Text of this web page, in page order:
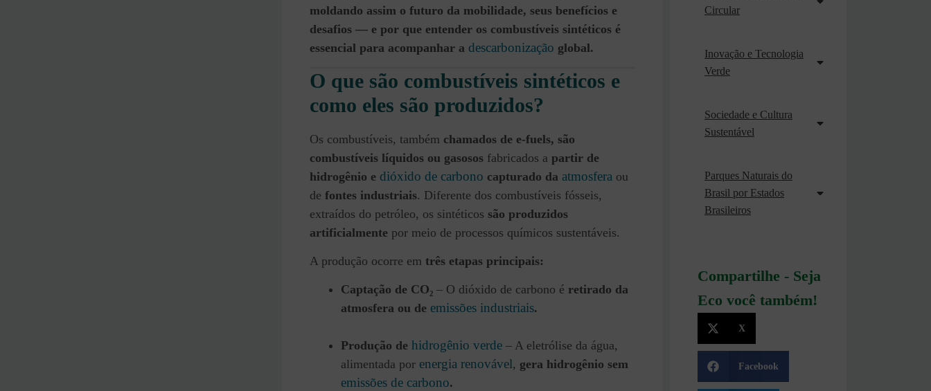
moldando assim o futuro da mobilidade, seus benefícios e
desafios — e por que entender os combustíveis sintéticos é
essencial para acompanhar a descarbonização global.
O que são combustíveis sintéticos e
como eles são produzidos?
Os combustíveis, também chamados de e-fuels, são
combustíveis líquidos ou gasosos fabricados a partir de
hidrogênio e dióxido de carbono capturado da atmosfera ou
de fontes industriais. Diferente dos combustíveis fósseis,
extraídos do petróleo, os sintéticos são produzidos
artificialmente por meio de processos químicos sustentáveis.
A produção ocorre em três etapas principais:
Captação de CO₂ – O dióxido de carbono é retirado da
atmosfera ou de emissões industriais.
Produção de hidrogênio verde – A eletrólise da água,
alimentada por energia renovável, gera hidrogênio sem
emissões de carbono.
Circular
Inovação e Tecnologia
Verde
Sociedade e Cultura
Sustentável
Parques Naturais do
Brasil por Estados
Brasileiros
Compartilhe - Seja
Eco você também!
X
Facebook